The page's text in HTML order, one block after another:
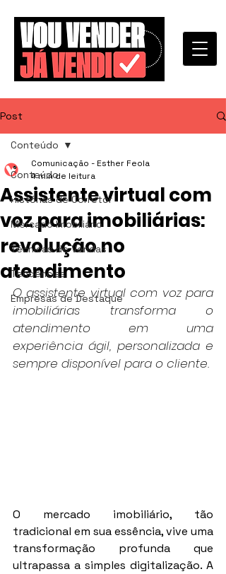
Post
Conteúdo
Histórias de Corretor
Mercado Imobiliário
Técnicas de Vendas
Tendências
Empresas de Destaque
Conteúdo
Assistente virtual com
voz para imobiliárias:
revolução no
atendimento
Comunicação - Esther Feola
4 min de leitura
O assistente virtual com voz para
imobiliárias transforma o
atendimento em uma
experiência ágil, personalizada e
sempre disponível para o cliente.
O mercado imobiliário, tão
tradicional em sua essência, vive uma
transformação profunda que
ultrapassa a simples digitalização. A